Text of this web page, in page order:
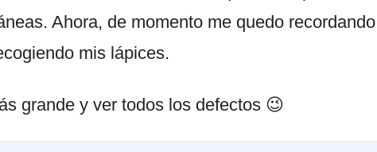
Ahora, de momento me quedo
mis lápices.
grande y ver todos los defectos 😉